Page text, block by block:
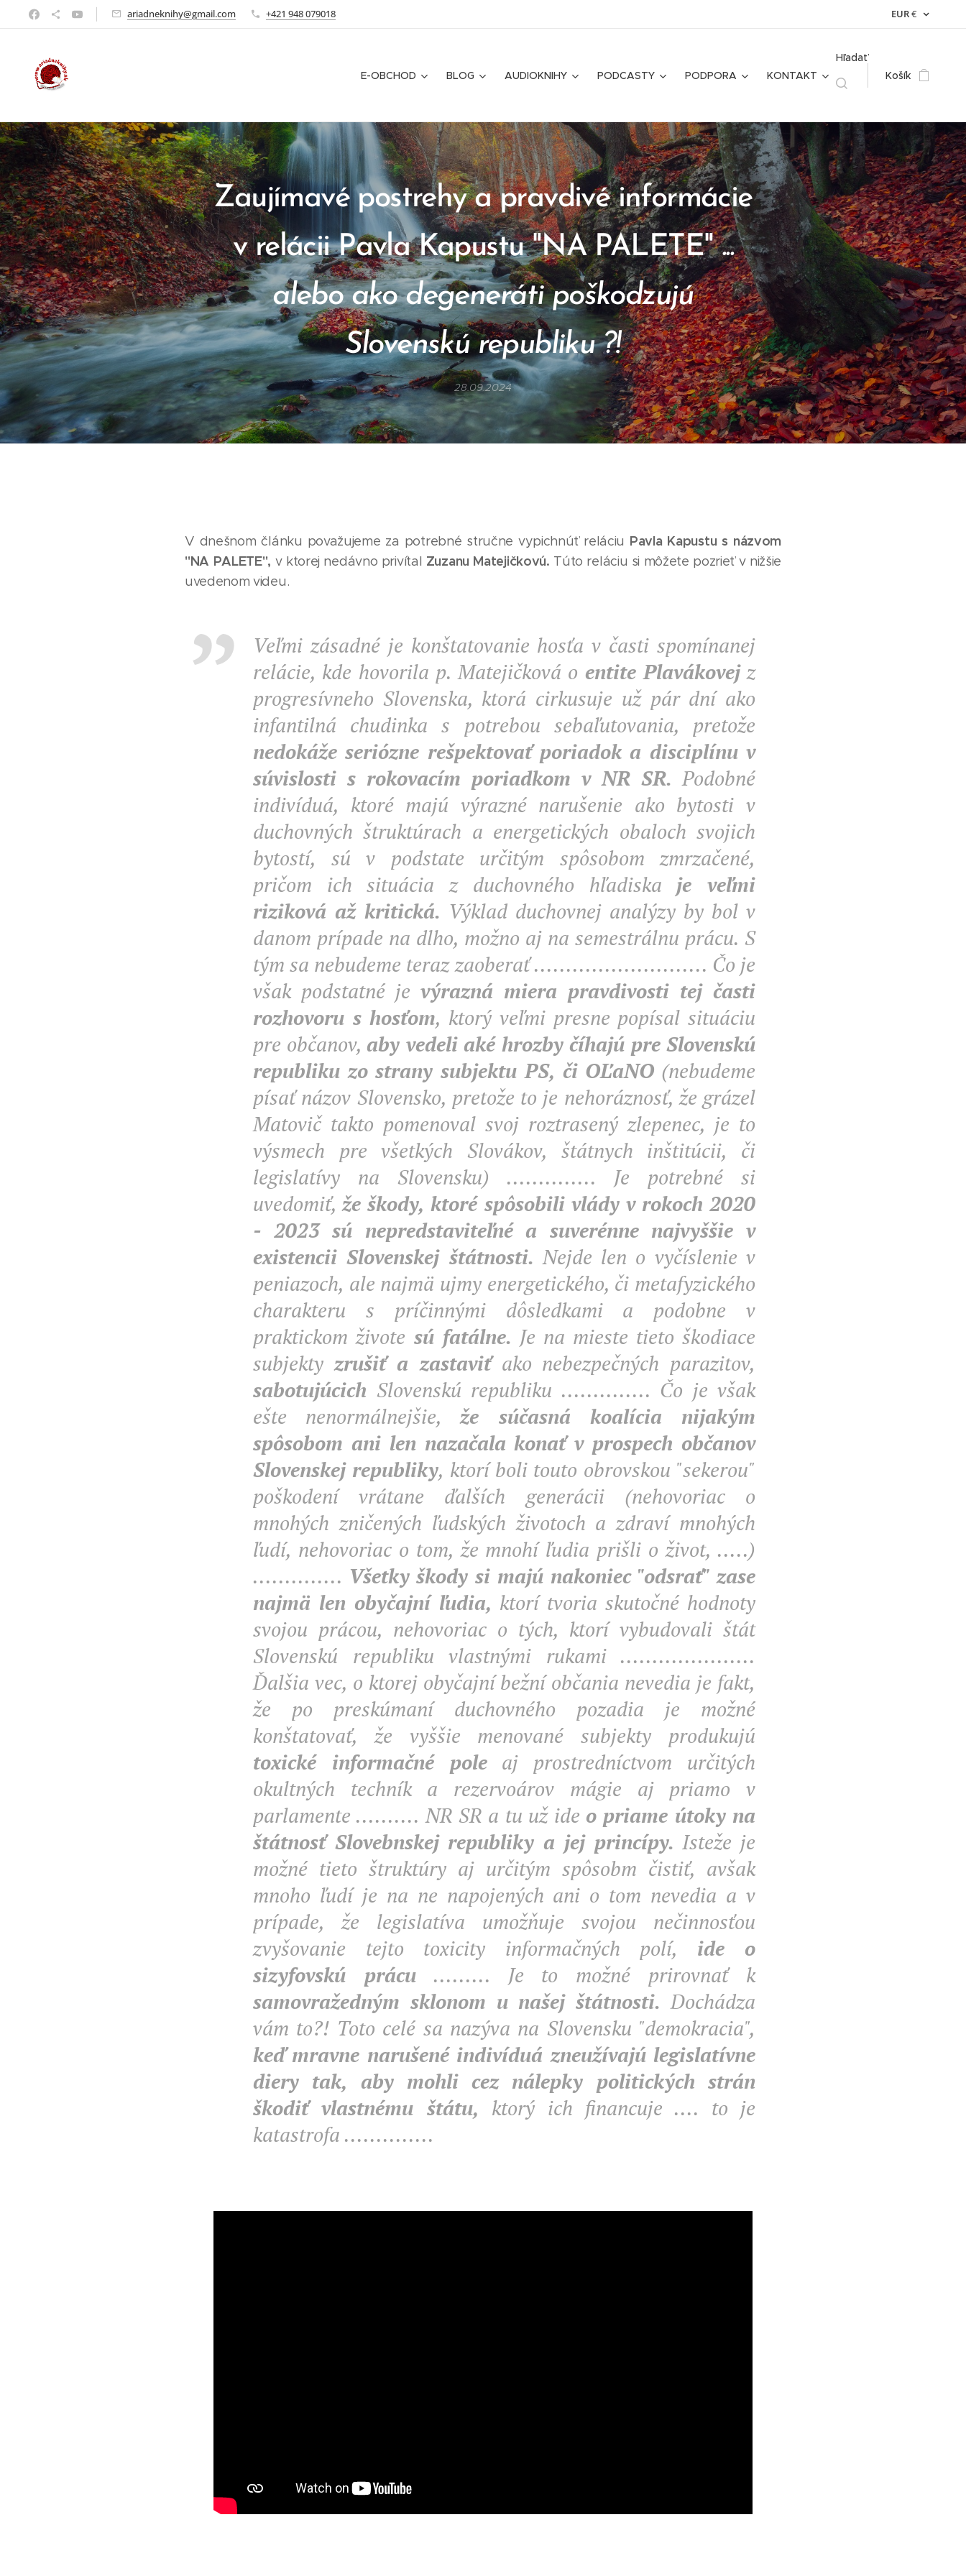
ariadneknihy@gmail.com +421 948 079018 EUR€
E-OBCHOD BLOG AUDIOKNIHY PODCASTY PODPORA KONTAKT
Hľadať
Košík
Zaujímavé postrehy a pravdivé informácie
v relácii Pavla Kapustu "NA PALETE"...
alebo ako degeneráti poškodzujú
Slovenskú republiku ?!
28.09.2024
V dnešnom článku považujeme za potrebné stručne vypichnúť reláciu Pavla Kapustu s názvom
"NA PALETE", v ktorej nedávno privítal Zuzanu Matejičkovú. Túto reláciu si môžete pozrieť v nižšie
uvedenom videu.
Veľmi zásadné je konštatovanie hosťa v časti spomínanej
relácie, kde hovorila p. Matejičková o entite Plavákovejz
progresívneho Slovenska, ktorá cirkusuje už pár dní ako
infantilná chudinka s potrebou sebaľutovania, pretože
nedokáže seriózne rešpektovať poriadok a disciplínu v
súvislosti s rokovacím poriadkom v NR SR. Podobné
indivíduá, ktoré majú výrazné narušenie ako bytosti v
duchovných štruktúrach a energetických obaloch svojich
bytostí, sú v podstate určitým spôsobom zmrzačené,
pričom ich situácia z duchovného hľadiska je veľmi
riziková až kritická. Výklad duchovnej analýzy by bol v
danom prípade na dlho, možno aj na semestrálnu prácu. S
tým sa nebudeme teraz zaoberať ........................... Čo je
však podstatné je výrazná miera pravdivosti tej časti
rozhovoru s hosťom, ktorý veľmi presne popísal situáciu
pre občanov, aby vedeli aké hrozby číhajú pre Slovenskú
republiku zo strany subjektu PS, či OĽaNO (nebudeme
písať názov Slovensko, pretože to je nehoráznosť, že grázel
Matovič takto pomenoval svoj roztrasený zlepenec, je to
výsmech pre všetkých Slovákov, štátnych inštitúcii, či
legislatívy na Slovensku) .............. Je potrebné si
uvedomiť,že škody, ktoré spôsobili vlády v rokoch 2020
- 2023 sú nepredstaviteľné a suverénne najvyššie v
existencii Slovenskej štátnosti. Nejde len o vyčíslenie v
peniazoch, ale najmä ujmy energetického, či metafyzického
charakteru s príčinnými dôsledkami a podobne v
praktickom živote sú fatálne. Je na mieste tieto škodiace
subjektyzrušiť a zastaviťako nebezpečných parazitov,
sabotujúcich Slovenskú republiku .............. Čo je však
ešte nenormálnejšie,že súčasná koalícia nijakým
spôsobom ani len nazačala konať v prospech občanov
Slovenskej republiky, ktorí boli touto obrovskou "sekerou"
poškodení vrátane ďalších generácii (nehovoriac o
mnohých zničených ľudských životoch a zdraví mnohých
ľudí, nehovoriac o tom, že mnohí ľudia prišli o život, .....)
.............. Všetky škody si majú nakoniec "odsrať" zase
najmä len obyčajní ľudia, ktorí tvoria skutočné hodnoty
svojou prácou, nehovoriac o tých, ktorí vybudovali štát
Slovenskú republiku vlastnými rukami .....................
Ďalšia vec, o ktorej obyčajní bežní občania nevedia je fakt,
že po preskúmaní duchovného pozadia je možné
konštatovať, že vyššie menované subjekty produkujú
toxické informačné poleaj prostredníctvom určitých
okultných techník a rezervoárov mágie aj priamo v
parlamente .......... NR SR a tu už ide o priame útoky na
štátnosť Slovebnskej republiky a jej princípy. Isteže je
možné tieto štruktúry aj určitým spôsobm čistiť, avšak
mnoho ľudí je na ne napojených ani o tom nevedia a v
prípade, že legislatíva umožňuje svojou nečinnosťou
zvyšovanie tejto toxicity informačných polí, ide o
sizyfovskú prácu......... Je to možné prirovnať k
samovražedným sklonom u našej štátnosti. Dochádza
vám to?! Toto celé sa nazýva na Slovensku "demokracia",
keď mravne narušené indivíduá zneužívajú legislatívne
diery tak, aby mohli cez nálepky politických strán
škodiť vlastnému štátu, ktorý ich financuje .... to je
katastrofa ..............